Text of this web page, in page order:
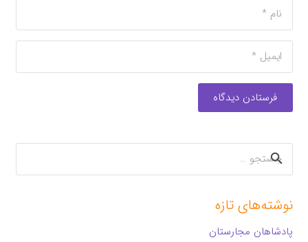
فرستادن دیدگاه
جستجو
برای:
نوشته‌های تازه
پادشاهان مجارستان